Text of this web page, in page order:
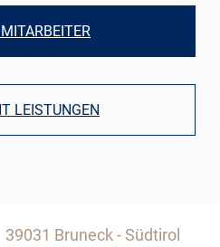
LEISTUNGEN
39031 Bruneck - Südtirol